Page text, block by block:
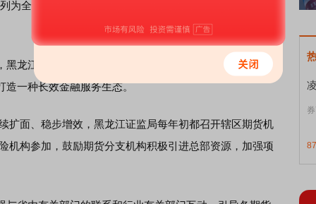
全面推进乡村振兴加快农业农村现代化的实施意见重要
江省着力搭建一个统筹互动平台，拓展一条政策保险
造一种长效金融服务生态。
面、稳步增效，黑龙江证监局每年初都召开辖区期货机
机构参加，鼓励期货分支机构积极引进总部资源，加强项
87